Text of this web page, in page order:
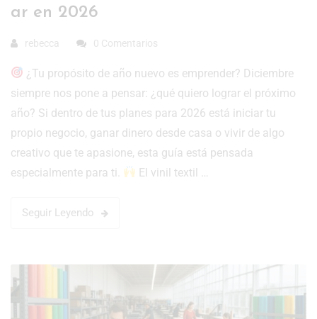
ar en 2026
rebecca 0 Comentarios
¿Tu propósito de año nuevo es emprender? Diciembre
siempre nos pone a pensar: ¿qué quiero lograr el próximo
año? Si dentro de tus planes para 2026 está iniciar tu
propio negocio, ganar dinero desde casa o vivir de algo
creativo que te apasione, esta guía está pensada
especialmente para ti.
El vinil textil …
Seguir Leyendo